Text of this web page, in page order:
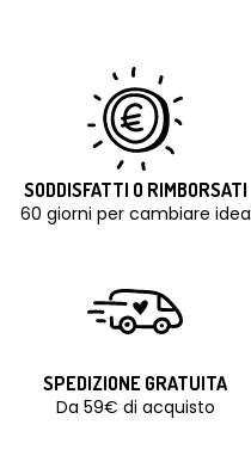
SODDISFATTI O RIMBORSATI
60 giorni per cambiare idea
SPEDIZIONE GRATUITA
Da 59€ di acquisto